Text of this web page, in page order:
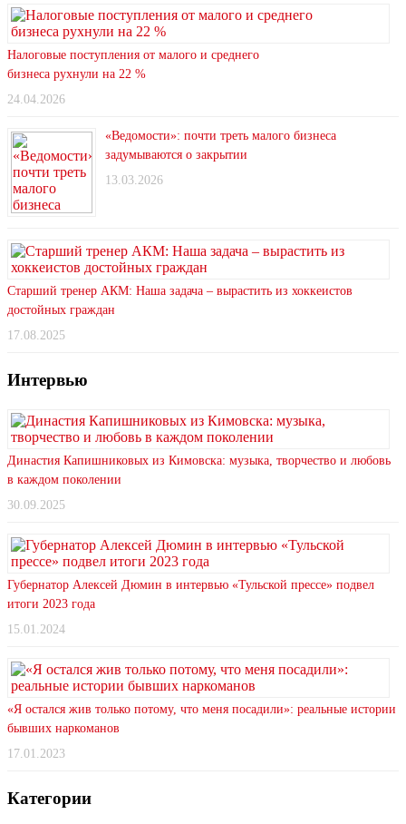
Налоговые поступления от малого и среднего
бизнеса рухнули на 22 %
24.04.2026
«Ведомости»: почти треть малого бизнеса
задумываются о закрытии
13.03.2026
Старший тренер АКМ: Наша задача – вырастить из хоккеистов
достойных граждан
17.08.2025
Интервью
Династия Капишниковых из Кимовска: музыка, творчество и любовь
в каждом поколении
30.09.2025
Губернатор Алексей Дюмин в интервью «Тульской прессе» подвел
итоги 2023 года
15.01.2024
«Я остался жив только потому, что меня посадили»: реальные истории
бывших наркоманов
17.01.2023
Категории